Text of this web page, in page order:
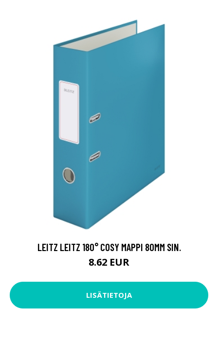
LEITZ LEITZ 180° COSY MAPPI 80MM SIN.
8.62 EUR
LISÄTIETOJA